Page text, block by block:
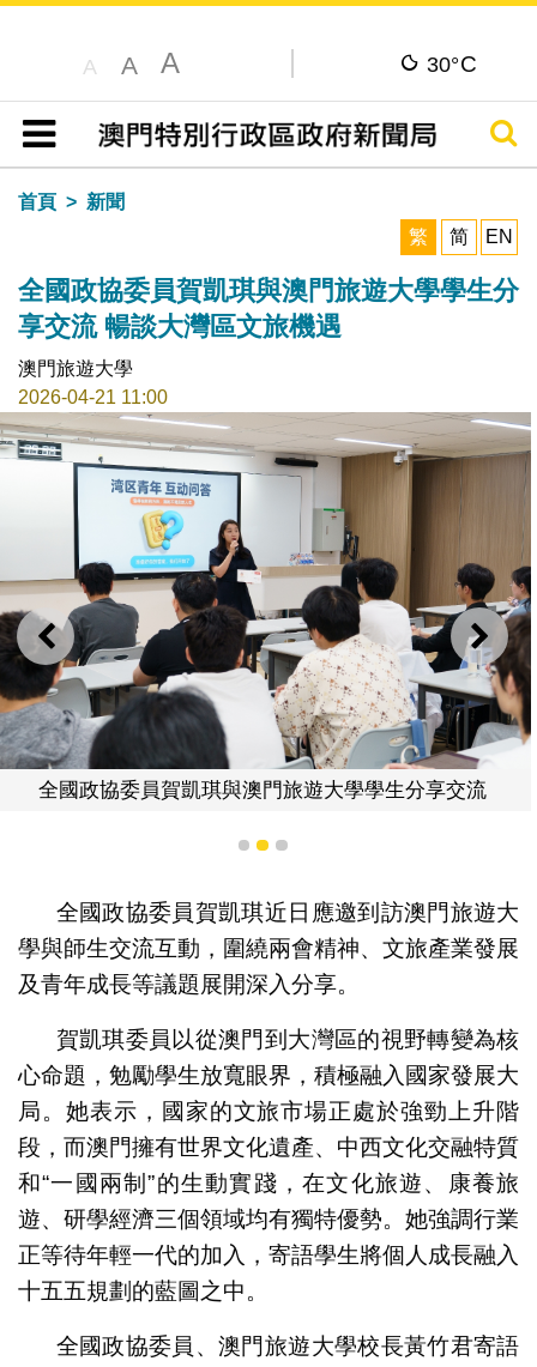
A A A 30°C
目錄
搜尋
首頁
新聞
繁
简 EN
全國政協委員賀凱琪與澳門旅遊大學學生分
享交流 暢談大灣區文旅機遇
澳門旅遊大學
2026-04-21 11:00
上一則 下一
全國政協委員賀凱琪與澳門旅遊大學學生分享交流
1 2 3
全國政協委員賀凱琪近日應邀到訪澳門旅遊大
學與師生交流互動，圍繞兩會精神、文旅產業發展
及青年成長等議題展開深入分享。
賀凱琪委員以從澳門到大灣區的視野轉變為核
心命題，勉勵學生放寬眼界，積極融入國家發展大
局。她表示，國家的文旅市場正處於強勁上升階
段，而澳門擁有世界文化遺產、中西文化交融特質
和“一國兩制”的生動實踐，在文化旅遊、康養旅
遊、研學經濟三個領域均有獨特優勢。她強調行業
正等待年輕一代的加入，寄語學生將個人成長融入
十五五規劃的藍圖之中。
全國政協委員、澳門旅遊大學校長黃竹君寄語